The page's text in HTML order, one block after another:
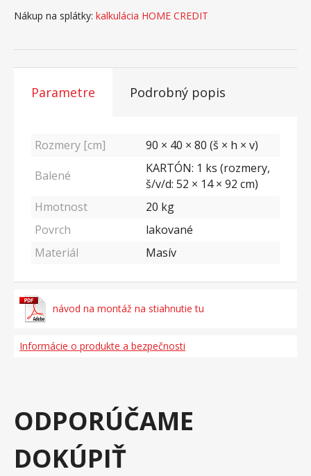
Nákup na splátky: kalkulácia HOME CREDIT
Parametre Podrobný popis
Rozmery [cm]
90 × 40 × 80 (š × h × v)
Balené
KARTÓN: 1 ks (rozmery,
š/v/d: 52 × 14 × 92 cm)
Hmotnost
20 kg
Povrch
lakované
Materiál
Masív
návod na montáž na stiahnutie tu
Informácie o produkte a bezpečnosti
ODPORÚČAME
DOKÚPIŤ